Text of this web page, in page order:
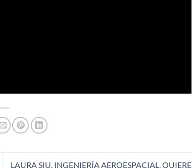
LAURA SIU. INGENIERÍA AEROESPACIAL. QUIERE